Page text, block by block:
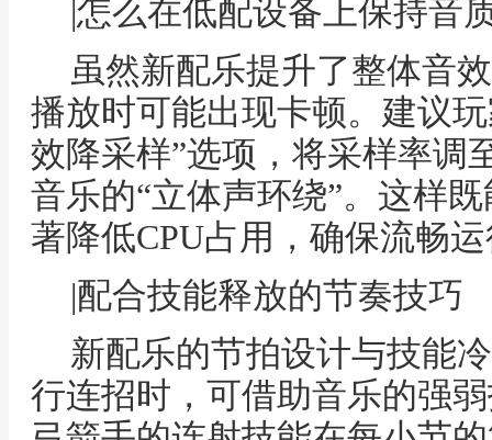
|怎么在低配设备上保持音
虽然新配乐提升了整体音
播放时可能出现卡顿。建议
效降采样”选项，将采样率调
音乐的“立体声环绕”。这样
著降低CPU占用，确保流畅
|配合技能释放的节奏技巧
新配乐的节拍设计与技能
行连招时，可借助音乐的强